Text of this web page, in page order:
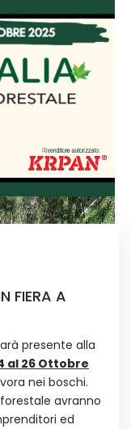
FIERA A
presente alla
al 26 Ottobre
nei boschi.
avranno
ed